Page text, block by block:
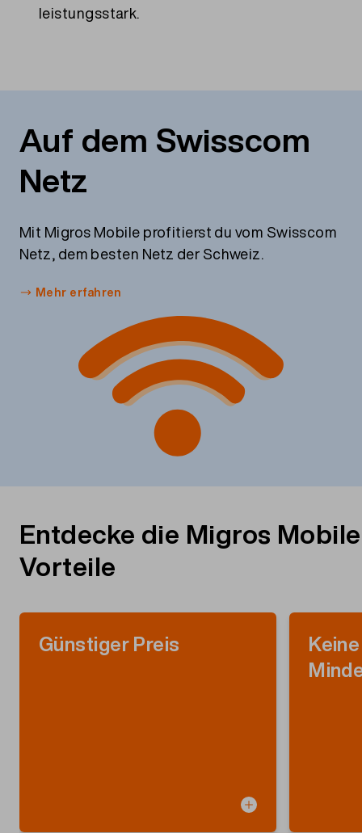
leistungsstark.
Auf dem Swisscom
Netz
Mit Migros Mobile profitierst du vom Swisscom
Netz, dem besten Netz der Schweiz.
Mehr erfahren
Entdecke die Migros Mobile
Vorteile
Günstiger Preis
Keine